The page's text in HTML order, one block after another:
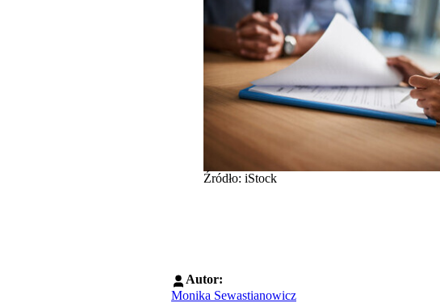
Źródło: iStock
Autor:
Monika Sewastianowicz